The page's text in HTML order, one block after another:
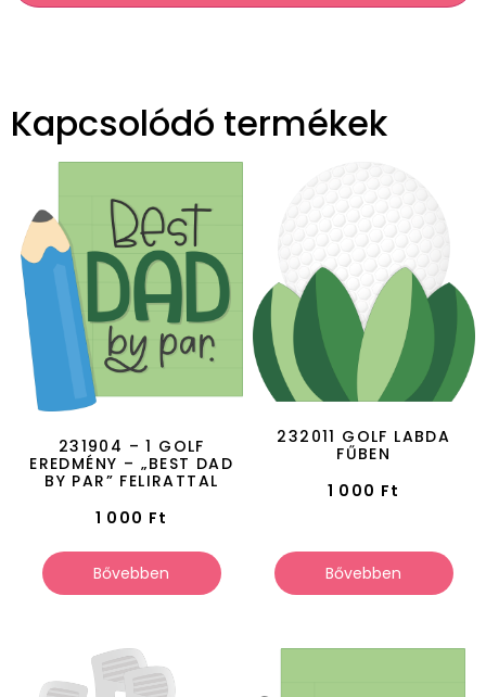
Kapcsolódó termékek
231904 – 1 GOLF
EREDMÉNY – „BEST DAD
BY PAR” FELIRATTAL
1 000 Ft
Bővebben
232011 GOLF LABDA
FŰBEN
1 000 Ft
Bővebben